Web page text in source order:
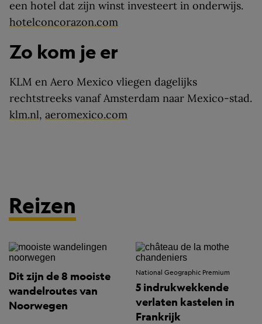
een hotel dat zijn winst investeert in onderwijs.
hotelconcorazon.com
Zo kom je er
KLM en Aero Mexico vliegen dagelijks
rechtstreeks vanaf Amsterdam naar Mexico-stad.
klm.nl, aeromexico.com
Reizen
Dit zijn de 8 mooiste
wandelroutes van
Noorwegen
National Geographic Premium
5 indrukwekkende
verlaten kastelen in
Frankrijk